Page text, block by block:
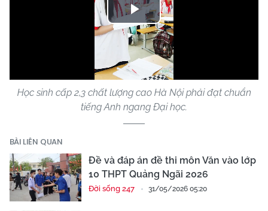
Play
Video
Học sinh cấp 2,3 chất lượng cao Hà Nội phải đạt chuẩn
tiếng Anh ngang Đại học.
BÀI LIÊN QUAN
Đề và đáp án đề thi môn Văn vào lớp
10 THPT Quảng Ngãi 2026
Đời sống 247 31/05/2026 05:20